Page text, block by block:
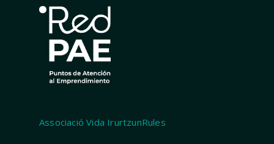
Associació Vida IrurtzunRules